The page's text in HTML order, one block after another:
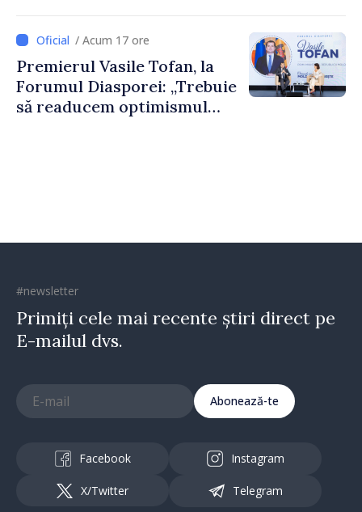
dumneavoastră pentru a
construi comunități mai
puternice”
/ Acum 17 ore
Premierul Vasile Tofan, la
Forumul Diasporei: „Trebuie
să readucem optimismul
#newsletter
Primiți cele mai recente știri direct pe
E-mailul dvs.
Abonează-te
Facebook Instagram
X/Twitter Telegram